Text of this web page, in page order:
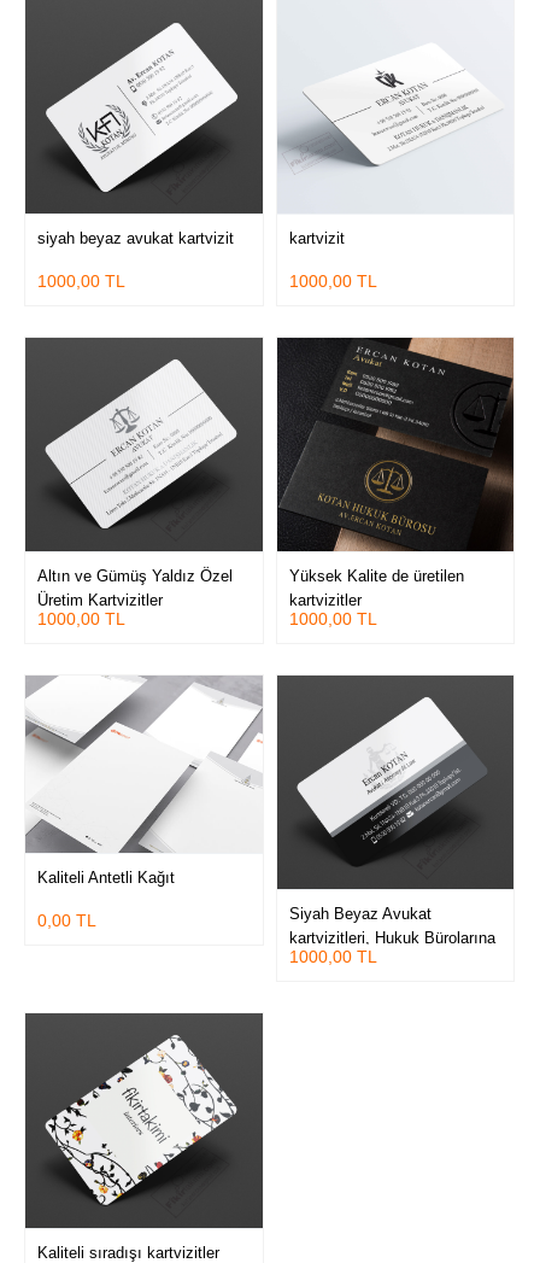
siyah beyaz avukat kartvizit
1000,00 TL
kartvizit
1000,00 TL
Altın ve Gümüş Yaldız Özel
Üretim Kartvizitler
1000,00 TL
Yüksek Kalite de üretilen
kartvizitler
1000,00 TL
Kaliteli Antetli Kağıt
0,00 TL
Siyah Beyaz Avukat
kartvizitleri, Hukuk Bürolarına
özel avukat kartvizit
1000,00 TL
Kaliteli sıradışı kartvizitler